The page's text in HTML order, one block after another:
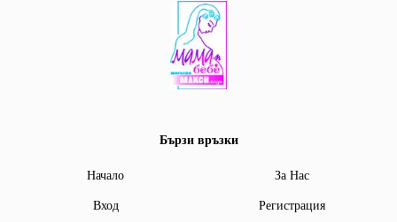
Бързи връзки
Начало За Нас
Вход Регистрация